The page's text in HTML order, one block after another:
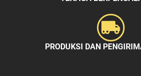
PRODUKSI DAN